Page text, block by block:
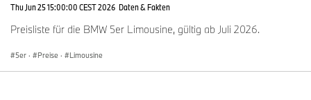
Sport-Lederlenkrad mit Multifunktionstasten, neues
Tastenfeld für Lichtfunktionen. Neues, hochwertiges Design
auch für den Gangwahlschalter und das umliegende
Bedienfeld auf der Mittelkonsole mit iDrive Controller,
Thu Jun 25 15:00:00 CEST 2026 Daten & Fakten
Preisliste für die BMW 5er Limousine, gültig ab Juli 2026.
5er · Preise · Limousine